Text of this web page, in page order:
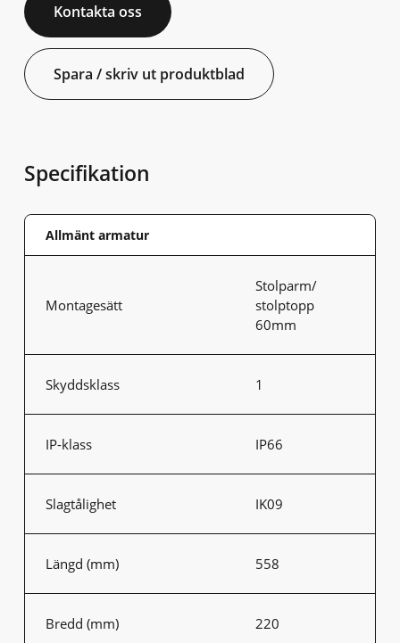
Kontakta oss
Spara / skriv ut produktblad
Specifikation
Allmänt armatur
Montagesätt
Stolparm/
stolptopp
60mm
Skyddsklass 1
IP-klass IP66
Slagtålighet IK09
Längd (mm) 558
Bredd (mm) 220